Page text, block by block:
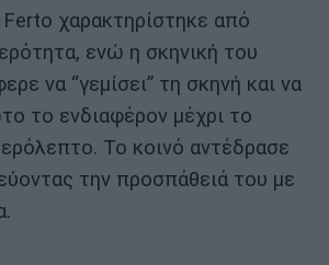
χαρακτηρίστηκε από
ενώ η σκηνική του
να “γεμίσει” τη σκηνή και να
το ενδιαφέρον μέχρι το
Το κοινό αντέδρασε
την προσπάθειά του με